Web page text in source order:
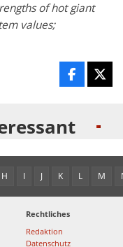
of hot giant
values;
H I J K L M
Rechtliches
Redaktion
Datenschutz